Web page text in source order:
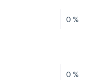
0 %
0 %